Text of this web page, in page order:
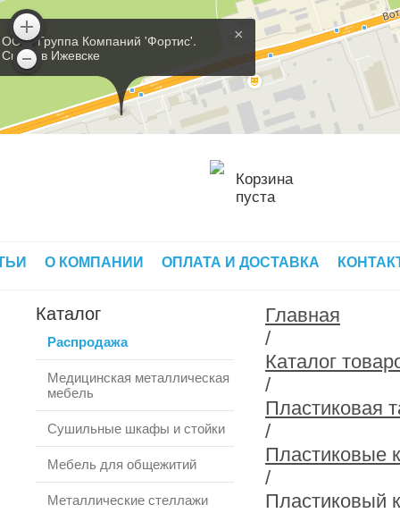
×
ООО 'Группа Компаний 'Фортис'.
Склад в Ижевске
Корзина
пуста
О КОМПАНИИ ОПЛАТА И ДОСТАВКА
Каталог
Распродажа
Медицинская металлическая
мебель
Сушильные шкафы и стойки
Мебель для общежитий
Металлические стеллажи
Главная
/
Каталог
/
Пластиковая
/
Пластиковые
/
Пластиковый